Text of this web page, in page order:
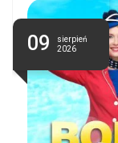
09
sierpień
2026